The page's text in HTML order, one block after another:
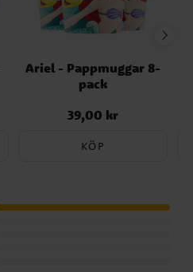
Ariel - Pappmuggar 8-
pack
Pris:39,00 kr
39,00 kr
KÖP